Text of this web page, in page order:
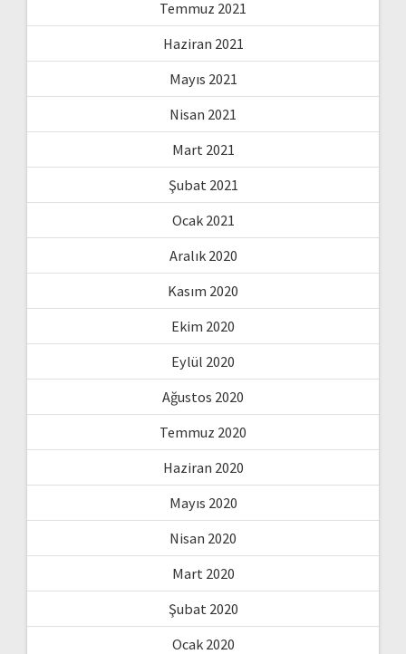
Temmuz 2021
Haziran 2021
Mayıs 2021
Nisan 2021
Mart 2021
Şubat 2021
Ocak 2021
Aralık 2020
Kasım 2020
Ekim 2020
Eylül 2020
Ağustos 2020
Temmuz 2020
Haziran 2020
Mayıs 2020
Nisan 2020
Mart 2020
Şubat 2020
Ocak 2020